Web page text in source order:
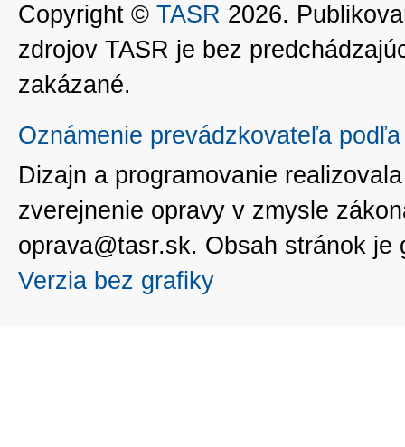
Copyright © TASR 2026.
zdrojov TASR je bez
zakázané.
Oznámenie prevádzkovateľa
Dizajn a programovanie
zverejnenie opravy v zmysle
oprava@tasr.sk. Obsah stránok
Verzia bez grafiky